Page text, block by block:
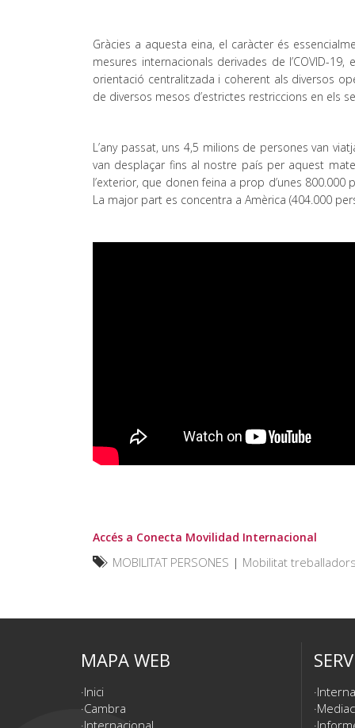
Gràcies a aquesta eina, el caràcter és
mesures internacionals derivades de l’COVID-
orientació centralitzada i coherent als diversos
de diversos mesos d’estrictes restriccions en els
L’any passat, uns 4,5 milions de persones van
van desplaçar fins al nostre país per aquest
l’exterior, que donen feina a prop d’unes
La major part es concentra a Amèrica (404.000
Accés a Conecta Movilidad Internacional
MOBILITAT PERSONES | Mobilitat
MAPA WEB
Inici
Cambra
Internacional